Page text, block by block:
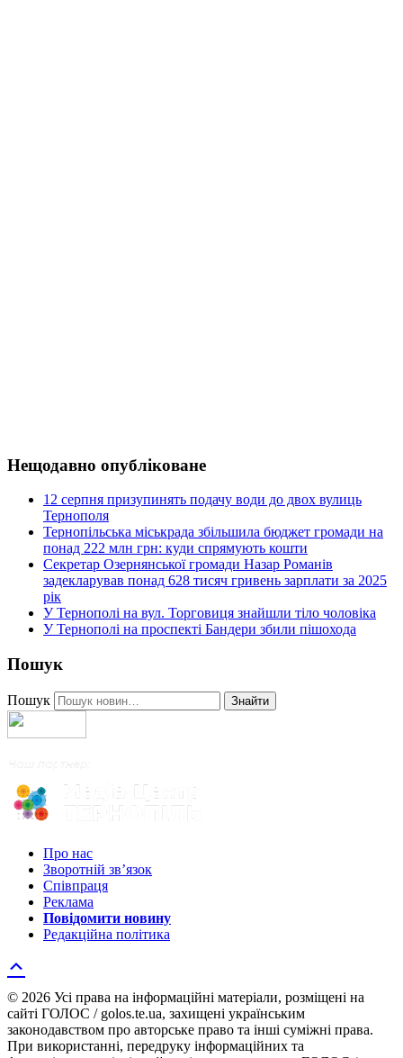
Нещодавно опубліковане
12 серпня призупинять подачу води до двох вулиць
Тернополя
Тернопільська міськрада збільшила бюджет громади на
понад 222 млн грн: куди спрямують кошти
Секретар Озернянської громади Назар Романів
задекларував понад 628 тисяч гривень зарплати за 2025
рік
У Тернополі на вул. Торговиця знайшли тіло чоловіка
У Тернополі на проспекті Бандери збили пішохода
Пошук
Пошук Знайти
Про нас
Зворотній зв’язок
Співпраця
Реклама
Повідомити новину
Редакційна політика
© 2026 Усі права на інформаційні матеріали, розміщені на
сайті ГОЛОС / golos.te.ua, захищені українським
законодавством про авторське право та інші суміжні права.
При використанні, передруку інформаційних та